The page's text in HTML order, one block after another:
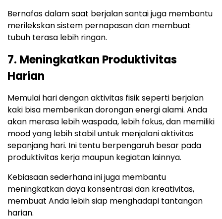
Bernafas dalam saat berjalan santai juga membantu
merilekskan sistem pernapasan dan membuat
tubuh terasa lebih ringan.
7. Meningkatkan Produktivitas
Harian
Memulai hari dengan aktivitas fisik seperti berjalan
kaki bisa memberikan dorongan energi alami. Anda
akan merasa lebih waspada, lebih fokus, dan memiliki
mood yang lebih stabil untuk menjalani aktivitas
sepanjang hari. Ini tentu berpengaruh besar pada
produktivitas kerja maupun kegiatan lainnya.
Kebiasaan sederhana ini juga membantu
meningkatkan daya konsentrasi dan kreativitas,
membuat Anda lebih siap menghadapi tantangan
harian.